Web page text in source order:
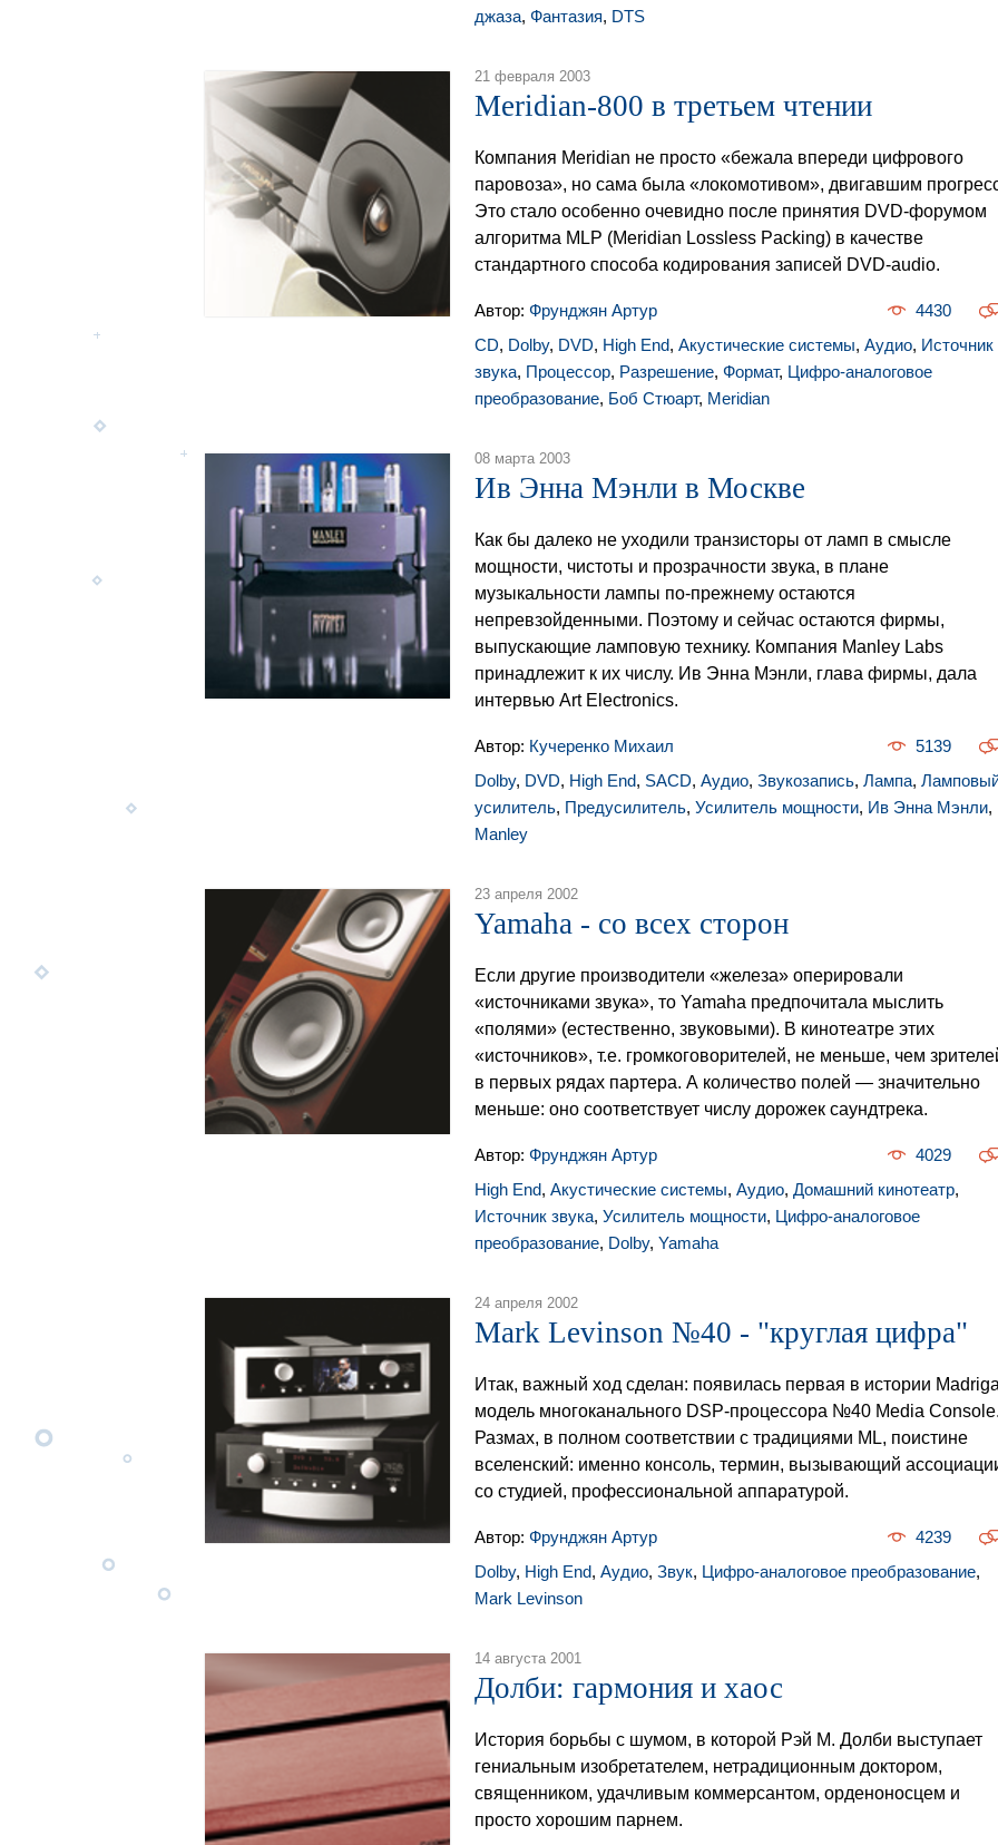
джаза, Фантазия, DTS
21 февраля 2003
Meridian-800 в третьем чтении
Компания Meridian не просто «бежала впереди цифрового
паровоза», но сама была «локомотивом», двигавшим
Это стало особенно очевидно после принятия DVD-форумом
алгоритма MLP (Meridian Lossless Packing) в качестве
стандартного способа кодирования записей DVD-audio.
Автор: Фрунджян Артур
4430
CD, Dolby, DVD, High End, Акустические системы, Аудио, Источник
звука, Процессор, Разрешение, Формат, Цифро-аналоговое
преобразование, Боб Стюарт, Meridian
08 марта 2003
Ив Энна Мэнли в Москве
Как бы далеко не уходили транзисторы от ламп в смысле
мощности, чистоты и прозрачности звука, в плане
музыкальности лампы по-прежнему остаются
непревзойденными. Поэтому и сейчас остаются фирмы,
выпускающие ламповую технику. Компания Manley Labs
принадлежит к их числу. Ив Энна Мэнли, глава фирмы, дала
интервью Art Electronics.
Автор: Кучеренко Михаил
5139
Dolby, DVD, High End, SACD, Аудио, Звукозапись, Лампа,
усилитель, Предусилитель, Усилитель мощности, Ив Энна Мэнли,
Manley
23 апреля 2002
Yamaha - со всех сторон
Если другие производители «железа» оперировали
«источниками звука», то Yamaha предпочитала мыслить
«полями» (естественно, звуковыми). В кинотеатре этих
«источников», т.е. громкоговорителей, не меньше, чем
в первых рядах партера. А количество полей — значительно
меньше: оно соответствует числу дорожек саундтрека.
Автор: Фрунджян Артур
4029
High End, Акустические системы, Аудио, Домашний кинотеатр,
Источник звука, Усилитель мощности, Цифро-аналоговое
преобразование, Dolby, Yamaha
24 апреля 2002
Mark Levinson №40 - "круглая цифра"
Итак, важный ход сделан: появилась первая в истории
модель многоканального DSP-процессора №40 Media
Размах, в полном соответствии с традициями ML, поистине
вселенский: именно консоль, термин, вызывающий
со студией, профессиональной аппаратурой.
Автор: Фрунджян Артур
4239
Dolby, High End, Аудио, Звук, Цифро-аналоговое преобразование,
Mark Levinson
14 августа 2001
Долби: гармония и хаос
История борьбы с шумом, в которой Рэй М. Долби выступает
гениальным изобретателем, нетрадиционным доктором,
священником, удачливым коммерсантом, орденоносцем и
просто хорошим парнем.